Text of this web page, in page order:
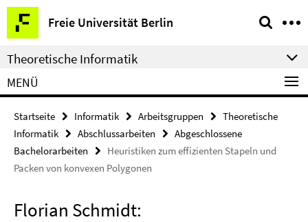
Springe
direkt
zu
Inhalt
Freie Universität Berlin
Service-
Navigation
Theoretische Informatik
MENÜ
Startseite Informatik Arbeitsgruppen
Theoretische
Informatik
Abschlussarbeiten
Abgeschlossene
Bachelorarbeiten
Heuristiken zum effizienten Stapeln und
Packen von konvexen Polygonen
Florian Schmidt: